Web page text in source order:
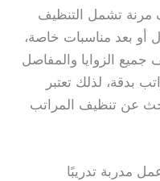
مرنة تشمل التنظيف
أو بعد مناسبات خاصة،
جميع الزوايا والمفاصل
بدقة، لذلك تعتبر
عن تنظيف المراتب
مدربة تدريبًا